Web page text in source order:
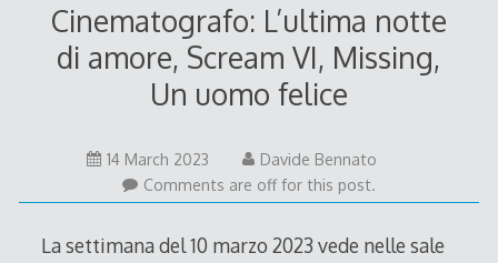
Cinematografo: L’ultima notte
di amore, Scream VI, Missing,
Un uomo felice
14 March 2023
March
2023
Davide Bennato
Comments are off for this post.
La settimana del 10 marzo 2023 vede nelle sale